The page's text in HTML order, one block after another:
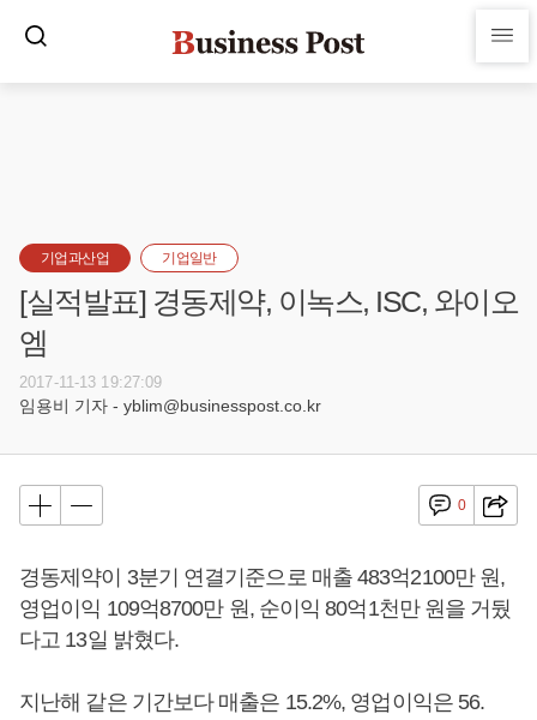
기업과산업 기업일반
[실적발표] 경동제약, 이녹스, ISC, 와이오
엠
2017-11-13 19:27:09
임용비 기자 - yblim@businesspost.co.kr
0
경동제약이 3분기 연결기준으로 매출 483억2100만 원,
영업이익 109억8700만 원, 순이익 80억1천만 원을 거뒀
다고 13일 밝혔다.
지난해 같은 기간보다 매출은 15.2%, 영업이익은 56.